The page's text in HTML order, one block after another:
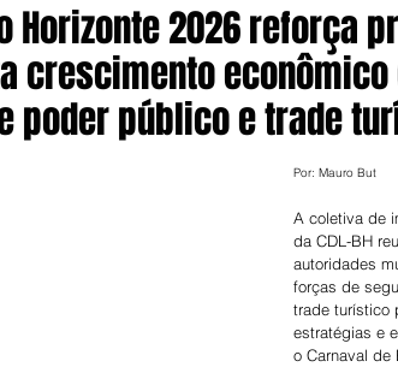
Horizonte 2026 reforça
crescimento
poder público e trade
Por: Mauro But
A coletiva de
da CDL-BH
autoridades
forças de
trade turístico
estratégias e
o Carnaval